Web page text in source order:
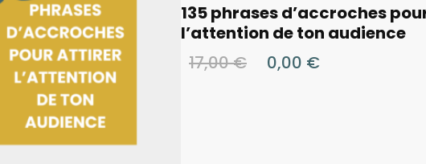
135 phrases d’accroches
l’attention de ton audience
17,00€ 0,00 €